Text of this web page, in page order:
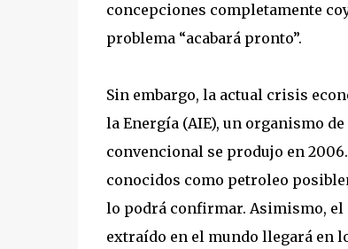
concepciones completamente
problema “acabará pronto”.
Sin embargo, la actual crisis
la Energía (AIE), un organismo
convencional se produjo en
conocidos como petroleo
lo podrá confirmar. Asimismo, el
extraído en el mundo llegará en